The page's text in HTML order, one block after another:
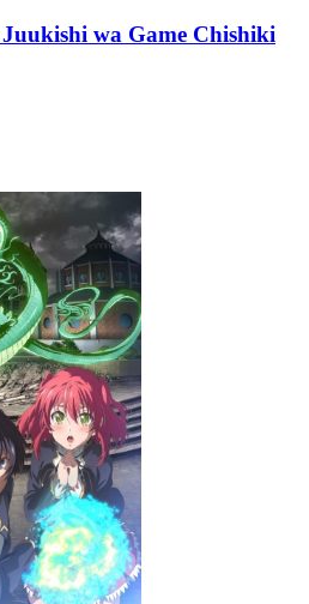
Juukishi wa Game Chishiki